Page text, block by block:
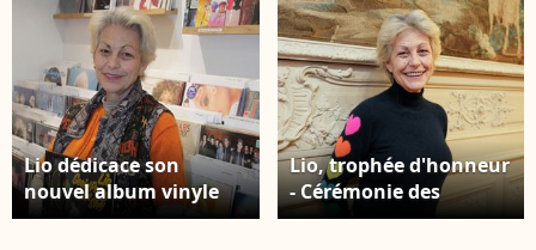
Lio dédicace son
nouvel album vinyle
"Geoid Party In The
Lio, trophée d'honneur
- Cérémonie des
Trophées